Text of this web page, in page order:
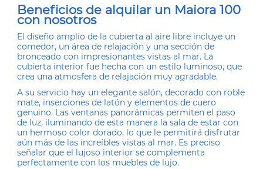
Beneficios de alquilar un Maiora 100
con nosotros
El diseño amplio de la cubierta al aire libre incluye un
comedor, un área de relajación y una sección de
bronceado con impresionantes vistas al mar. La
cubierta interior fue hecha con un estilo luminoso, que
crea una atmosfera de relajación muy agradable.
A su servicio hay un elegante salón, decorado con roble
mate, inserciones de latón y elementos de cuero
genuino. Las ventanas panorámicas permiten el paso
de luz, iluminando de esta manera la sala de estar con
un hermoso color dorado, lo que le permitirá disfrutar
aún más de las increíbles vistas al mar. Es preciso
señalar que el lujoso interior se complementa
perfectamente con los muebles de lujo.